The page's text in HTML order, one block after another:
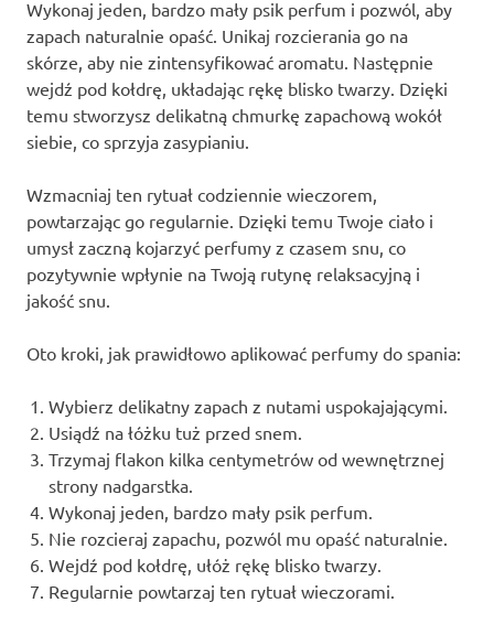
Wykonaj jeden, bardzo mały psik perfum i pozwól, aby
zapach naturalnie opaść. Unikaj rozcierania go na
skórze, aby nie zintensyfikować aromatu. Następnie
wejdź pod kołdrę, układając rękę blisko twarzy. Dzięki
temu stworzysz delikatną chmurkę zapachową wokół
siebie, co sprzyja zasypianiu.
Wzmacniaj ten rytuał codziennie wieczorem,
powtarzając go regularnie. Dzięki temu Twoje ciało i
umysł zaczną kojarzyć perfumy z czasem snu, co
pozytywnie wpłynie na Twoją rutynę relaksacyjną i
jakość snu.
Oto kroki, jak prawidłowo aplikować perfumy do spania:
Wybierz delikatny zapach z nutami uspokajającymi.
Usiądź na łóżku tuż przed snem.
Trzymaj flakon kilka centymetrów od wewnętrznej
strony nadgarstka.
Wykonaj jeden, bardzo mały psik perfum.
Nie rozcieraj zapachu, pozwól mu opaść naturalnie.
Wejdź pod kołdrę, ułóż rękę blisko twarzy.
Regularnie powtarzaj ten rytuał wieczorami.